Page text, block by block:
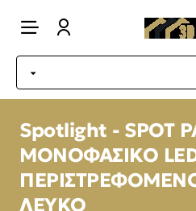
Spotlight - SPOT
MONOΦΑΣΙΚΟ
ΛΕΥΚΟ